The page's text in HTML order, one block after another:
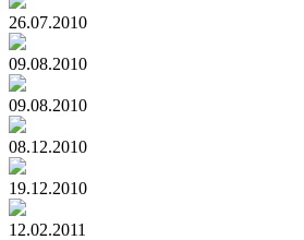
26.07.2010
09.08.2010
09.08.2010
08.12.2010
19.12.2010
12.02.2011